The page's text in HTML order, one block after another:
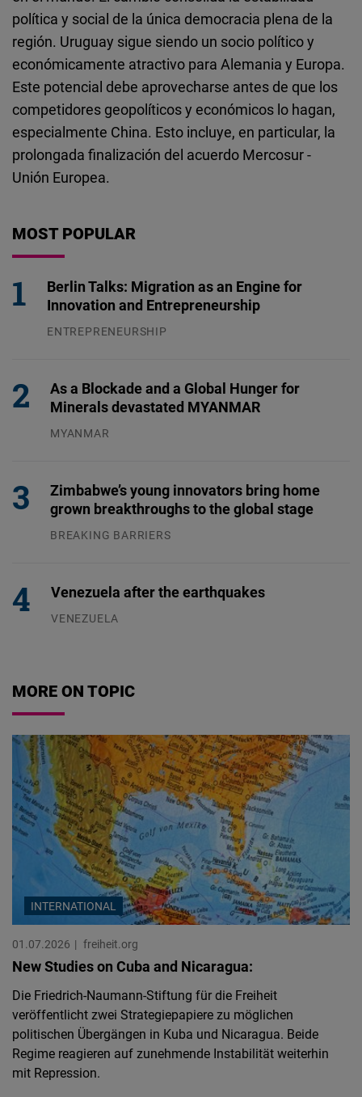
política y social de la única democracia plena de la
región. Uruguay sigue siendo un socio político y
económicamente atractivo para Alemania y Europa.
Este potencial debe aprovecharse antes de que los
competidores geopolíticos y económicos lo hagan,
especialmente China. Esto incluye, en particular, la
prolongada finalización del acuerdo Mercosur -
Unión Europea.
MOST POPULAR
Berlin Talks: Migration as an Engine for
Innovation and Entrepreneurship
ENTREPRENEURSHIP
As a Blockade and a Global Hunger for
Minerals devastated MYANMAR
MYANMAR
Zimbabwe’s young innovators bring home
grown breakthroughs to the global stage
BREAKING BARRIERS
Venezuela after the earthquakes
VENEZUELA
MORE ON TOPIC
INTERNATIONAL
01.07.2026 freiheit.org
New Studies on Cuba and Nicaragua:
Die Friedrich-Naumann-Stiftung für die Freiheit
veröffentlicht zwei Strategiepapiere zu möglichen
politischen Übergängen in Kuba und Nicaragua. Beide
Regime reagieren auf zunehmende Instabilität weiterhin
mit Repression.